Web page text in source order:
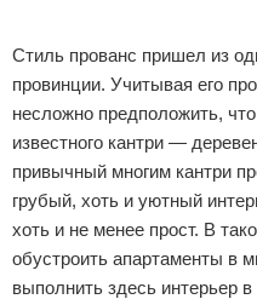
Стиль прованс пришел из
провинции. Учитывая его
несложно предположить,
известного кантри —
привычный многим кантри
грубый, хоть и уютный
хоть и не менее прост. В
обустроить апартаменты в
выполнить здесь интерьер